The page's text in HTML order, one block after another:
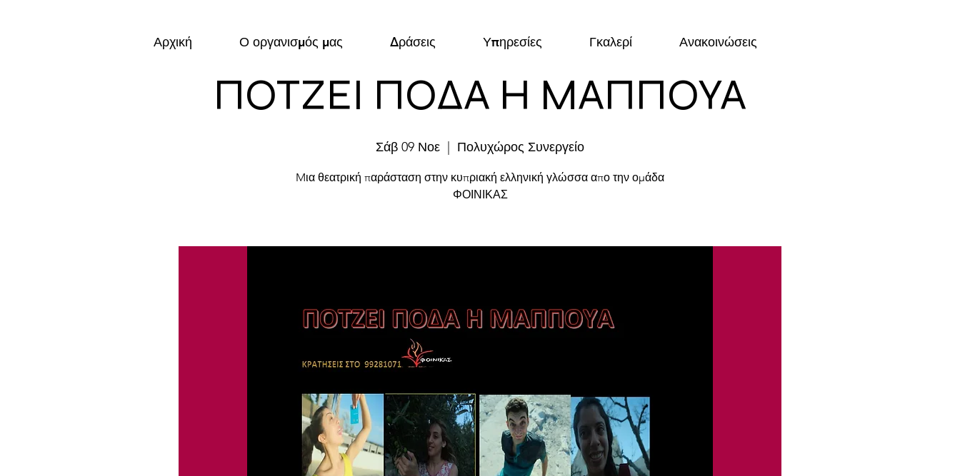
Αρχική Ο οργανισμός μας Δράσεις Υπηρεσίες Γκαλερί Ανακοινώσεις
ΠΟΤΖΕΙ ΠΟΔΑ Η ΜΑΠΠΟΥΑ
Σάβ 09 Νοε Πολυχώρος Συνεργείο
Mια θεατρική παράσταση στην κυπριακή ελληνική γλώσσα απο την ομάδα
ΦΟΙΝΙΚΑΣ